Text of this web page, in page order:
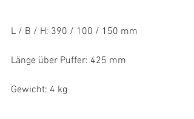
L / B / H: 390 / 100 / 150 mm
Länge über Puffer: 425 mm
Gewicht: 4 kg